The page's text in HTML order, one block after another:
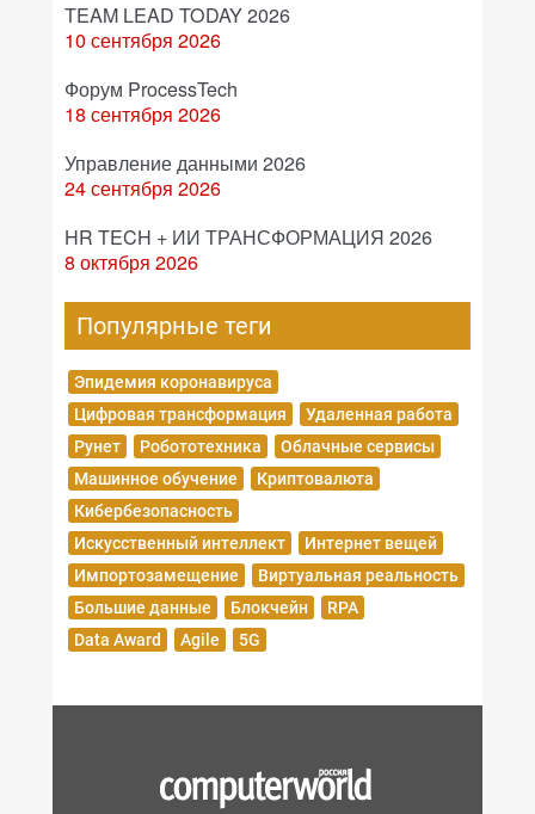
TEAM LEAD TODAY 2026
10 сентября 2026
Форум ProcessTech
18 сентября 2026
Управление данными 2026
24 сентября 2026
HR TECH + ИИ ТРАНСФОРМАЦИЯ 2026
8 октября 2026
Популярные теги
Эпидемия коронавируса
Цифровая трансформация
Удаленная работа
Рунет
Робототехника
Облачные сервисы
Машинное обучение
Криптовалюта
Кибербезопасность
Искусственный интеллект
Интернет вещей
Импортозамещение
Виртуальная реальность
Большие данные
Блокчейн
RPA
Data Award
Agile 5G